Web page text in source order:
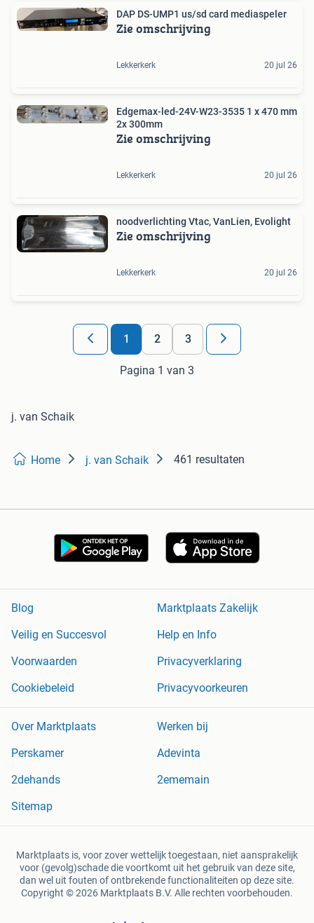
DAP DS-UMP1 us/sd card mediaspeler
Zie omschrijving
Lekkerkerk 20 jul 26
Edgemax-led-24V-W23-3535 1 x 470 mm
2x 300mm
Zie omschrijving
Lekkerkerk 20 jul 26
noodverlichting Vtac, VanLien, Evolight
Zie omschrijving
Lekkerkerk 20 jul 26
1 2 3
Pagina 1 van 3
j. van Schaik
Home j. van Schaik 461 resultaten
Blog
Marktplaats Zakelijk
Veilig en Succesvol
Help en Info
Voorwaarden
Privacyverklaring
Cookiebeleid
Privacyvoorkeuren
Over Marktplaats
Werken bij
Perskamer
Adevinta
2dehands
2ememain
Sitemap
Marktplaats is, voor zover wettelijk toegestaan, niet aansprakelijk
voor (gevolg)schade die voortkomt uit het gebruik van deze site,
dan wel uit fouten of ontbrekende functionaliteiten op deze site.
Copyright © 2026 Marktplaats B.V. Alle rechten voorbehouden.